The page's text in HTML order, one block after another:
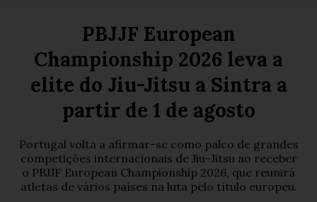
PBJJF European
Championship 2026 leva a
elite do Jiu-Jitsu a Sintra a
partir de 1 de agosto
Portugal volta a afirmar-se como palco de grandes
competições internacionais de Jiu-Jitsu ao receber
o PBJJF European Championship 2026, que reunirá
atletas de vários países na luta pelo título europeu.